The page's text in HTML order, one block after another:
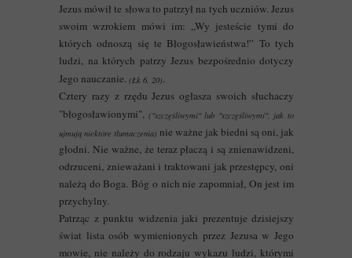
Jezus mówił te słowa to patrzył na tych uczniów. Jezus
swoim wzrokiem mówi im: „Wy jesteście tymi do
których odnoszą się te Błogosławieństwa!” To tych
ludzi, na których patrzy Jezus bezpośrednio dotyczy
Jego nauczanie. (Łk 6, 20).
Cztery razy z rzędu Jezus ogłasza swoich słuchaczy
"błogosławionymi", ("szczęśliwymi" lub "szczęśliwymi", jak to
ujmują niektóre tłumaczenia) nie ważne jak biedni są oni, jak
głodni. Nie ważne, że teraz płaczą i są znienawidzeni,
odrzuceni, znieważani i traktowani jak przestępcy, oni
należą do Boga. Bóg o nich nie zapomniał, On jest im
przychylny.
Patrząc z punktu widzenia jaki prezentuje dzisiejszy
świat lista osób wymienionych przez Jezusa w Jego
mowie, nie należy do rodzaju wykazu ludzi, którymi